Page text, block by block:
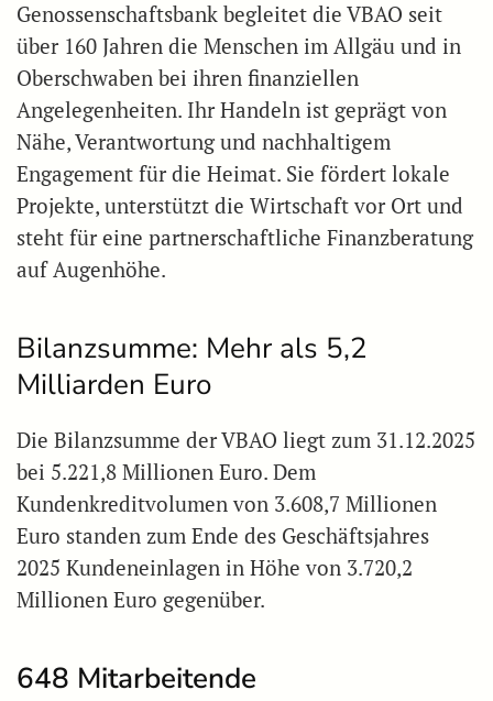
Genossenschaftsbank begleitet die VBAO seit
über 160 Jahren die Menschen im Allgäu und in
Oberschwaben bei ihren finanziellen
Angelegenheiten. Ihr Handeln ist geprägt von
Nähe, Verantwortung und nachhaltigem
Engagement für die Heimat. Sie fördert lokale
Projekte, unterstützt die Wirtschaft vor Ort und
steht für eine partnerschaftliche Finanzberatung
auf Augenhöhe.
Bilanzsumme: Mehr als 5,2
Milliarden Euro
Die Bilanzsumme der VBAO liegt zum 31.12.2025
bei 5.221,8 Millionen Euro. Dem
Kundenkreditvolumen von 3.608,7 Millionen
Euro standen zum Ende des Geschäftsjahres
2025 Kundeneinlagen in Höhe von 3.720,2
Millionen Euro gegenüber.
648 Mitarbeitende